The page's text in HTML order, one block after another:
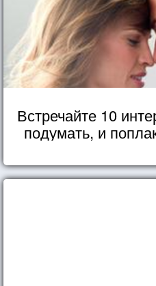
Встречайте 10
подумать, и